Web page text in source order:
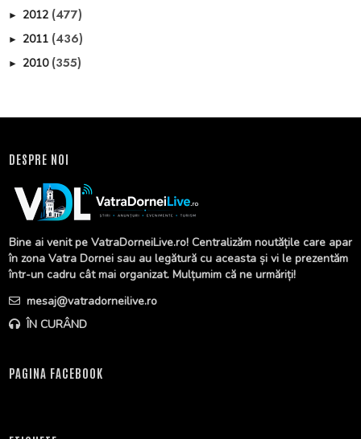
► 2012 (477)
► 2011 (436)
► 2010 (355)
DESPRE NOI
Bine ai venit pe VatraDorneiLive.ro! Centralizăm noutățile care apar
în zona Vatra Dornei sau au legătură cu aceasta și vi le prezentăm
într-un cadru cât mai organizat. Mulțumim că ne urmăriți!
mesaj@vatradorneilive.ro
ÎN CURÂND
PAGINA FACEBOOK